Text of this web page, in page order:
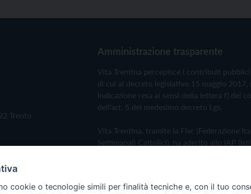
Trento
Amministrazione trasparente
Vita Trentina percepisce i contributi
di cui al decreto legislativo 15 maggio 2017,
Indicazione resa ai sensi della lettera f) del
dell'art. 5 del medesimo decreto Lgs.
Vita Trentina, tramite la Fisc (Federazione
Settimanali Cattolici), ha aderito allo IAP
Privacy Policy Cookie Policy
cookie o tecnologie simili per finalità tecniche e, con il tuo